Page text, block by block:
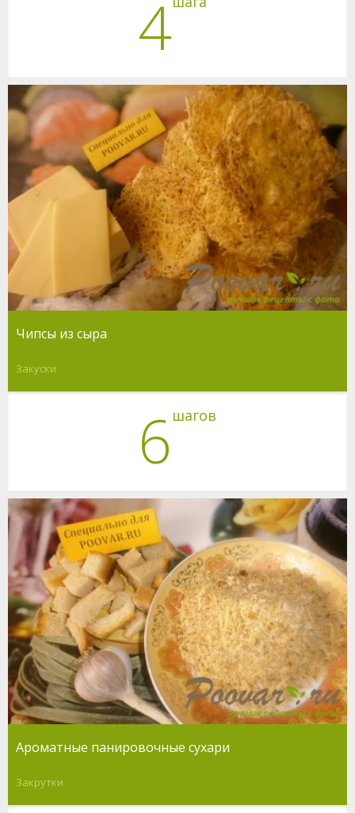
4
Чипсы из сыра
Закуски
6 шагов
Ароматные панировочные сухари
Закрутки